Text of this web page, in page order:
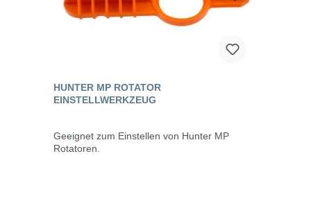
HUNTER MP ROTATOR
EINSTELLWERKZEUG
Geeignet zum Einstellen von Hunter MP
Rotatoren.